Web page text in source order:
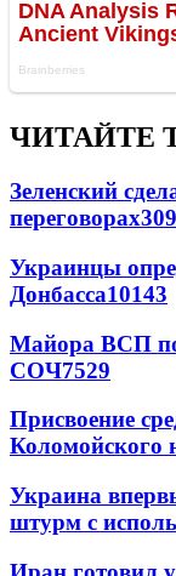
ЧИТАЙТЕ
Зеленский
переговорах
Украинцы
Донбасса10143
Майора ВСП
СОЧ7529
Присвоение
Коломойского
Украина
штурм с